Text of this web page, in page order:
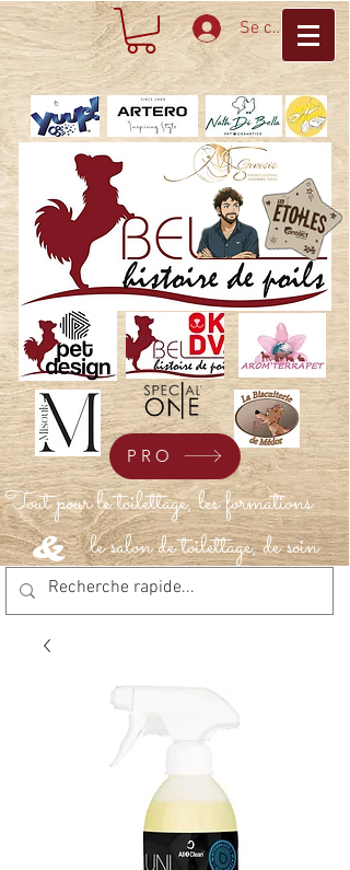
Se connecter
Tout pour le toilettage, les formations
le salon de toilettage, de soin
&
PRO